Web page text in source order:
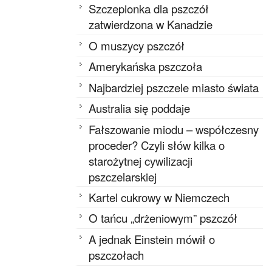
Szczepionka dla pszczół
zatwierdzona w Kanadzie
O muszycy pszczół
Amerykańska pszczoła
Najbardziej pszczele miasto świata
Australia się poddaje
Fałszowanie miodu – współczesny
proceder? Czyli słów kilka o
starożytnej cywilizacji
pszczelarskiej
Kartel cukrowy w Niemczech
O tańcu „drżeniowym” pszczół
A jednak Einstein mówił o
pszczołach